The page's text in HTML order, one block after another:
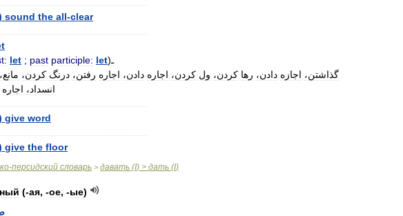
sound the all-clear
let ; past participle: let)ـ
گذاشتن، اجازه دادن، رها کردن، ول کردن، اجاره دادن، اجاره رفتن، درنگ کردن، مانع،
انسداد، اجاره
give word
give the floor
-персидский словарь > давать (I) > дать (I)
(-ая, -ое, -ые)